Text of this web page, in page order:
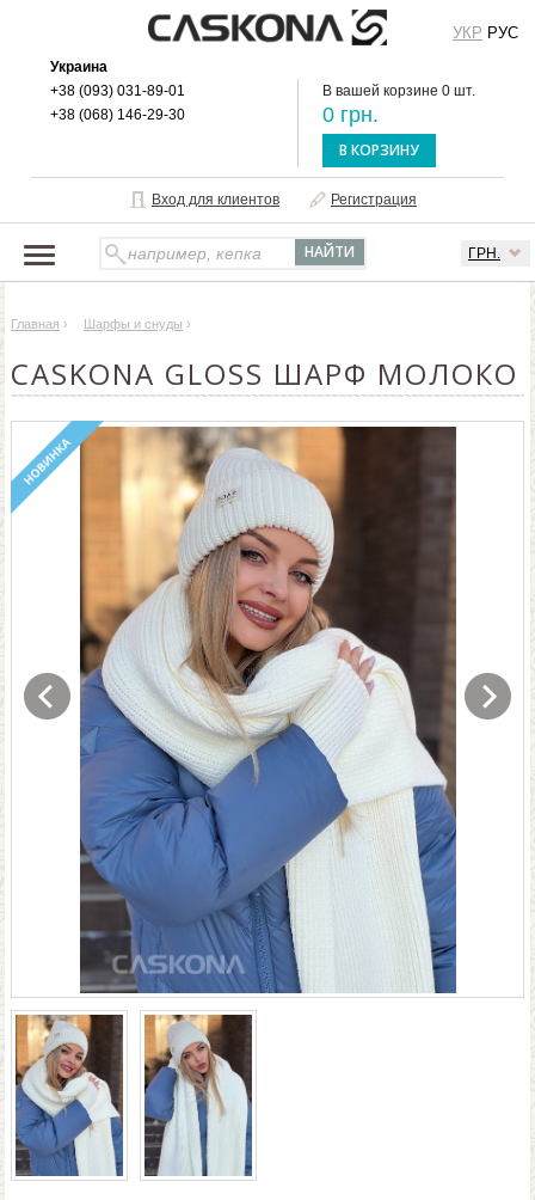
Украина
+38 (093) 031-89-01
+38 (068) 146-29-30
В вашей корзине 0 шт.
0 грн.
В КОРЗИНУ
Вход для клиентов Регистрация
ГРН.
УКР РУС
О БРЕНДЕ
ДОСТАВКА И ОПЛАТА
КОНТАКТЫ
Главная › Шарфы и снуды ›
CASKONA GLOSS ШАРФ МОЛОКО